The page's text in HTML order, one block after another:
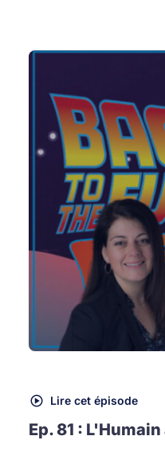
Lire cet épisode
Ep. 81 :